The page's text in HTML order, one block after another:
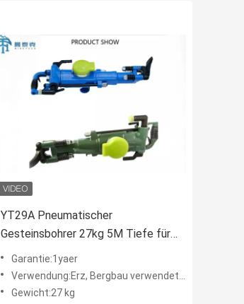
YT29A Pneumatischer
Gesteinsbohrer 27kg 5M Tiefe für
Bergbau
Garantie:1yaer
Verwendung:Erz, Bergbau verwendet, Felsenbohrung
Gewicht:27 kg